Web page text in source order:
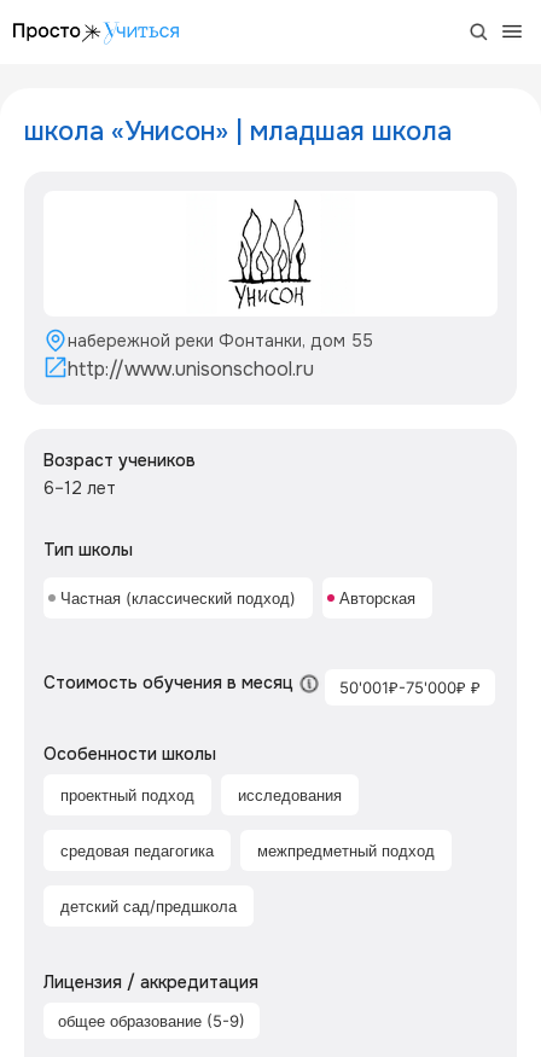
школа «Унисон» | младшая школа
набережной реки Фонтанки, дом 55
http://www.unisonschool.ru
Возраст учеников
6–12 лет
Тип школы
Частная (классический подход) Авторская
Стоимость обучения в месяц 50'001₽-75'000₽ ₽
Особенности школы
проектный подход исследования
средовая педагогика межпредметный подход
детский сад/предшкола
Лицензия / аккредитация
общее образование (5-9)